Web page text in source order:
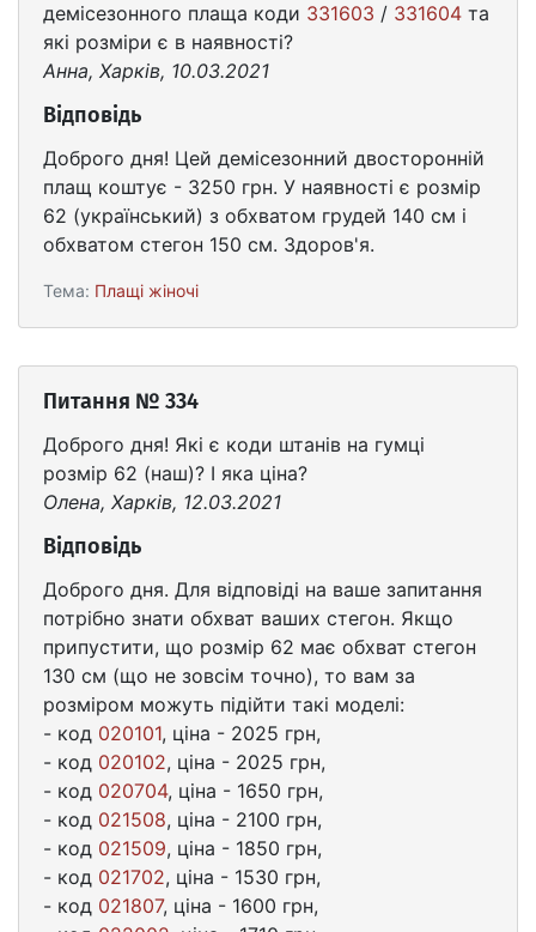
демісезонного плаща коди 331603 / 331604 та
які розміри є в наявності?
Анна, Харків, 10.03.2021
Відповідь
Доброго дня! Цей демісезонний двосторонній
плащ коштує - 3250 грн. У наявності є розмір
62 (український) з обхватом грудей 140 см і
обхватом стегон 150 см. Здоров'я.
Тема: Плащі жіночі
Питання № 334
Доброго дня! Які є коди штанів на гумці
розмір 62 (наш)? І яка ціна?
Олена, Харків, 12.03.2021
Відповідь
Доброго дня. Для відповіді на ваше запитання
потрібно знати обхват ваших стегон. Якщо
припустити, що розмір 62 має обхват стегон
130 см (що не зовсім точно), то вам за
розміром можуть підійти такі моделі:
- код 020101, ціна - 2025 грн,
- код 020102, ціна - 2025 грн,
- код 020704, ціна - 1650 грн,
- код 021508, ціна - 2100 грн,
- код 021509, ціна - 1850 грн,
- код 021702, ціна - 1530 грн,
- код 021807, ціна - 1600 грн,